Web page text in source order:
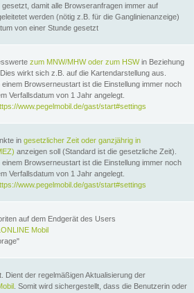
damit alle Browseranfragen immer auf
werden (nötig z.B. für die Ganglinienanzeige)
von einer Stunde gesetzt
zum MNW/MHW oder zum HSWin Beziehung
wirkt sich z.B. auf die Kartendarstellung aus.
Browserneustart ist die Einstellung immer noch
Verfallsdatum von 1 Jahr angelegt.
www.pegelmobil.de/gast/start#settings
in gesetzlicher Zeit oder ganzjährig in
anzeigen soll (Standard ist die gesetzliche Zeit).
Browserneustart ist die Einstellung immer noch
Verfallsdatum von 1 Jahr angelegt.
www.pegelmobil.de/gast/start#settings
auf dem Endgerät des Users
Mobil
Dient der regelmäßigen Aktualisierung der
. Somit wird sichergestellt, dass die Benutzerin oder